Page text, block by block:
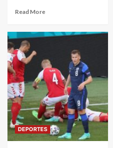
Read More
DEPORTES